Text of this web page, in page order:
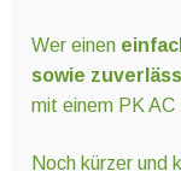
Wer einen
sowie
mit einem PK
Noch kürzer und